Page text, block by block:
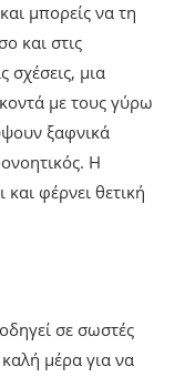
μπορείς να τη
και στις
σχέσεις, μια
με τους γύρω
ξαφνικά
Η
φέρνει θετική
σε σωστές
μέρα για να